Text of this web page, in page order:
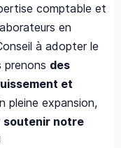
comptable et
en
à adopter le
prenons des
et
pleine expansion,
soutenir notre